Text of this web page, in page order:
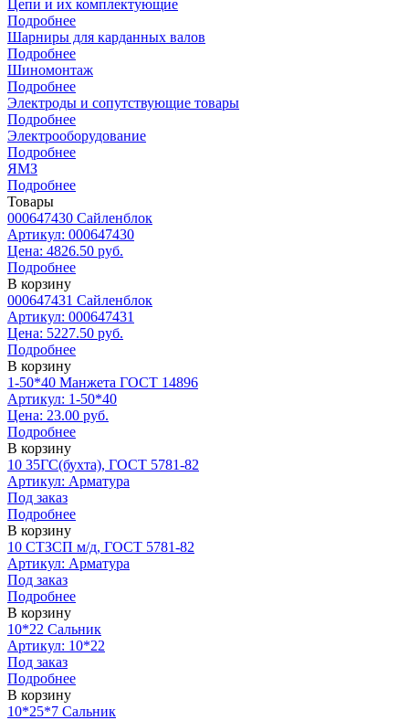
Цепи и их комплектующие
Подробнее
Шарниры для карданных валов
Подробнее
Шиномонтаж
Подробнее
Электроды и сопутствующие товары
Подробнее
Электрооборудование
Подробнее
ЯМЗ
Подробнее
Товары
000647430 Сайленблок
Артикул: 000647430
Цена: 4826.50 руб.
Подробнее
В корзину
000647431 Сайленблок
Артикул: 000647431
Цена: 5227.50 руб.
Подробнее
В корзину
1-50*40 Манжета ГОСТ 14896
Артикул: 1-50*40
Цена: 23.00 руб.
Подробнее
В корзину
10 35ГС(бухта), ГОСТ 5781-82
Артикул: Арматура
Под заказ
Подробнее
В корзину
10 СТЗСП м/д, ГОСТ 5781-82
Артикул: Арматура
Под заказ
Подробнее
В корзину
10*22 Сальник
Артикул: 10*22
Под заказ
Подробнее
В корзину
10*25*7 Сальник